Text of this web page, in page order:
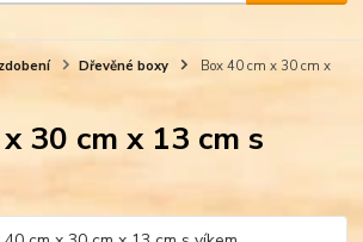
Dřevěné boxy
Box 40 cm x 30 cm x
30 cm x 13 cm s